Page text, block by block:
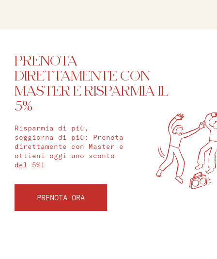
PRENOTA
DIRETTAMENTE CON
MASTER E RISPARMIA IL
5%
Risparmia di più,
soggiorna di più: Prenota
direttamente con Master e
ottieni oggi uno sconto
del 5%!
PRENOTA ORA